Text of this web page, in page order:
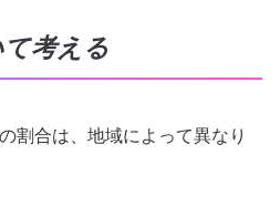
考える
割合は、地域によって異なり